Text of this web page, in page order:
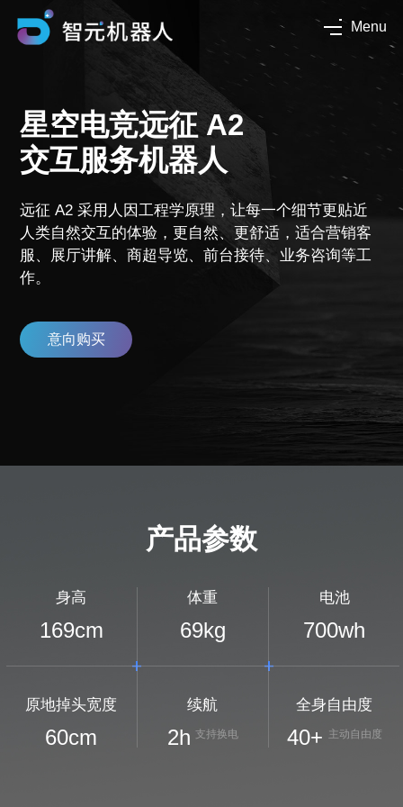
Menu
星空电竞远征 A2
交互服务机器人
远征 A2 采用人因工程学原理，让每一个细节更贴近
人类自然交互的体验，更自然、更舒适，适合营销客
服、展厅讲解、商超导览、前台接待、业务咨询等工
作。
意向购买
产品参数
身高
169cm
体重
69kg
电池
700wh
原地掉头宽度
60cm
续航
2h 支持换电
全身自由度
40+ 主动自由度